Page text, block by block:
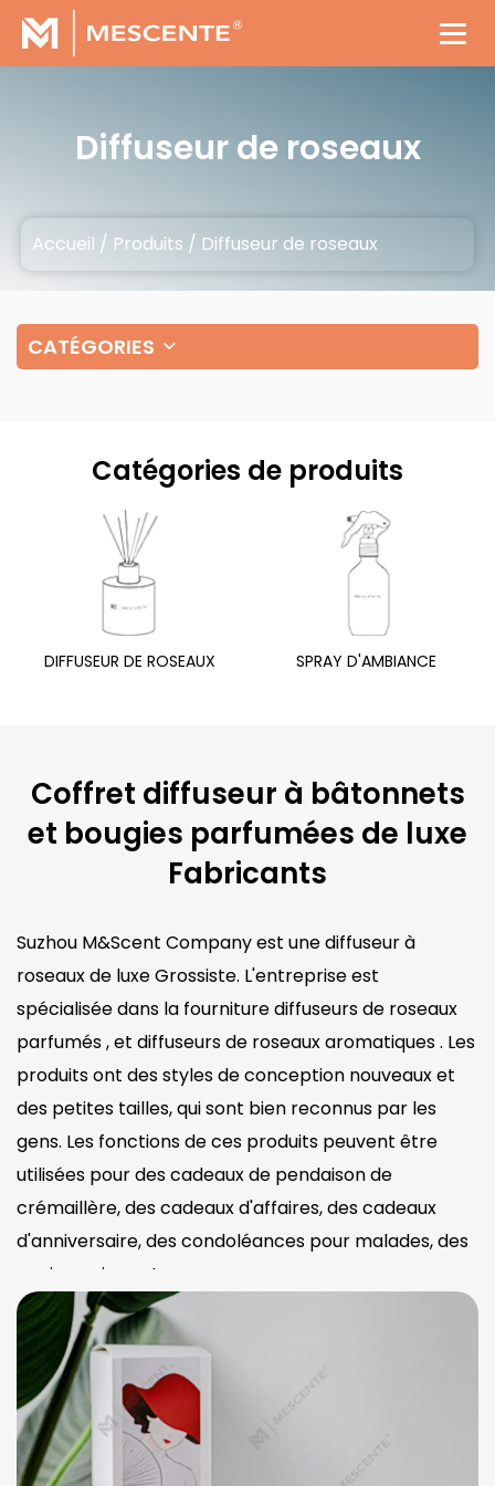
Diffuseur de roseaux
Accueil / Produits / Diffuseur de roseaux
CATÉGORIES
Catégories de produits
DIFFUSEUR DE ROSEAUX SPRAY D'AMBIANCE
Coffret diffuseur à bâtonnets
et bougies parfumées de luxe
Fabricants
Suzhou M&Scent Company est une diffuseur à
roseaux de luxe Grossiste. L'entreprise est
spécialisée dans la fourniture diffuseurs de roseaux
parfumés , et diffuseurs de roseaux aromatiques . Les
produits ont des styles de conception nouveaux et
des petites tailles, qui sont bien reconnus par les
gens. Les fonctions de ces produits peuvent être
utilisées pour des cadeaux de pendaison de
crémaillère, des cadeaux d'affaires, des cadeaux
d'anniversaire, des condoléances pour malades, des
anniversaires, etc.
M&PARFUM, Diffuseurs de roseaux sont
soigneusement conçus pour combiner élégance et
fonctionnalité, créant une atmosphère sereine et
accueillante pour n'importe quel espace. Utilisant
notre expertise en tant que fabricant professionnel
de produits de parfumerie pour la maison, nos